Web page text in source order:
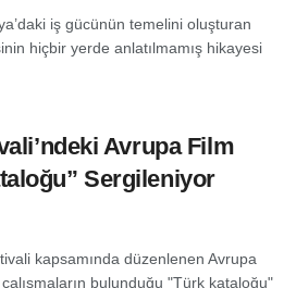
iş gücünün temelini oluşturan
hiçbir yerde anlatılmamış hikayesi
Avrupa Film
Sergileniyor
kapsamında düzenlenen Avrupa
bulunduğu "Türk kataloğu"